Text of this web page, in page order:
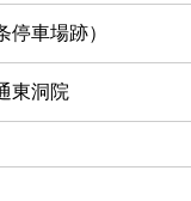
車場跡）
東洞院